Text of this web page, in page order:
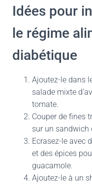
Idées pour
le régime
diabétique
Ajoutez-le dans
salade mixte
tomate.
Couper de fines
sur un sandwich
Ecrasez-le avec
et des épices
guacamole.
Ajoutez-le à un